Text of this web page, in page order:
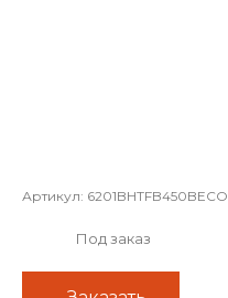
Артикул: 6201BHTFB450BECO
Под заказ